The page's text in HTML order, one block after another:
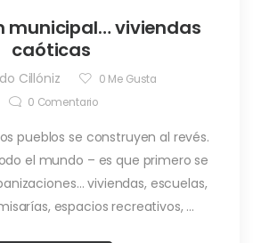
municipal… viviendas
caóticas
Cillóniz 0 Me Gusta
0 Comentario
pueblos se construyen al revés.
el mundo – es que primero se
viviendas, escuelas,
espacios recreativos, ...